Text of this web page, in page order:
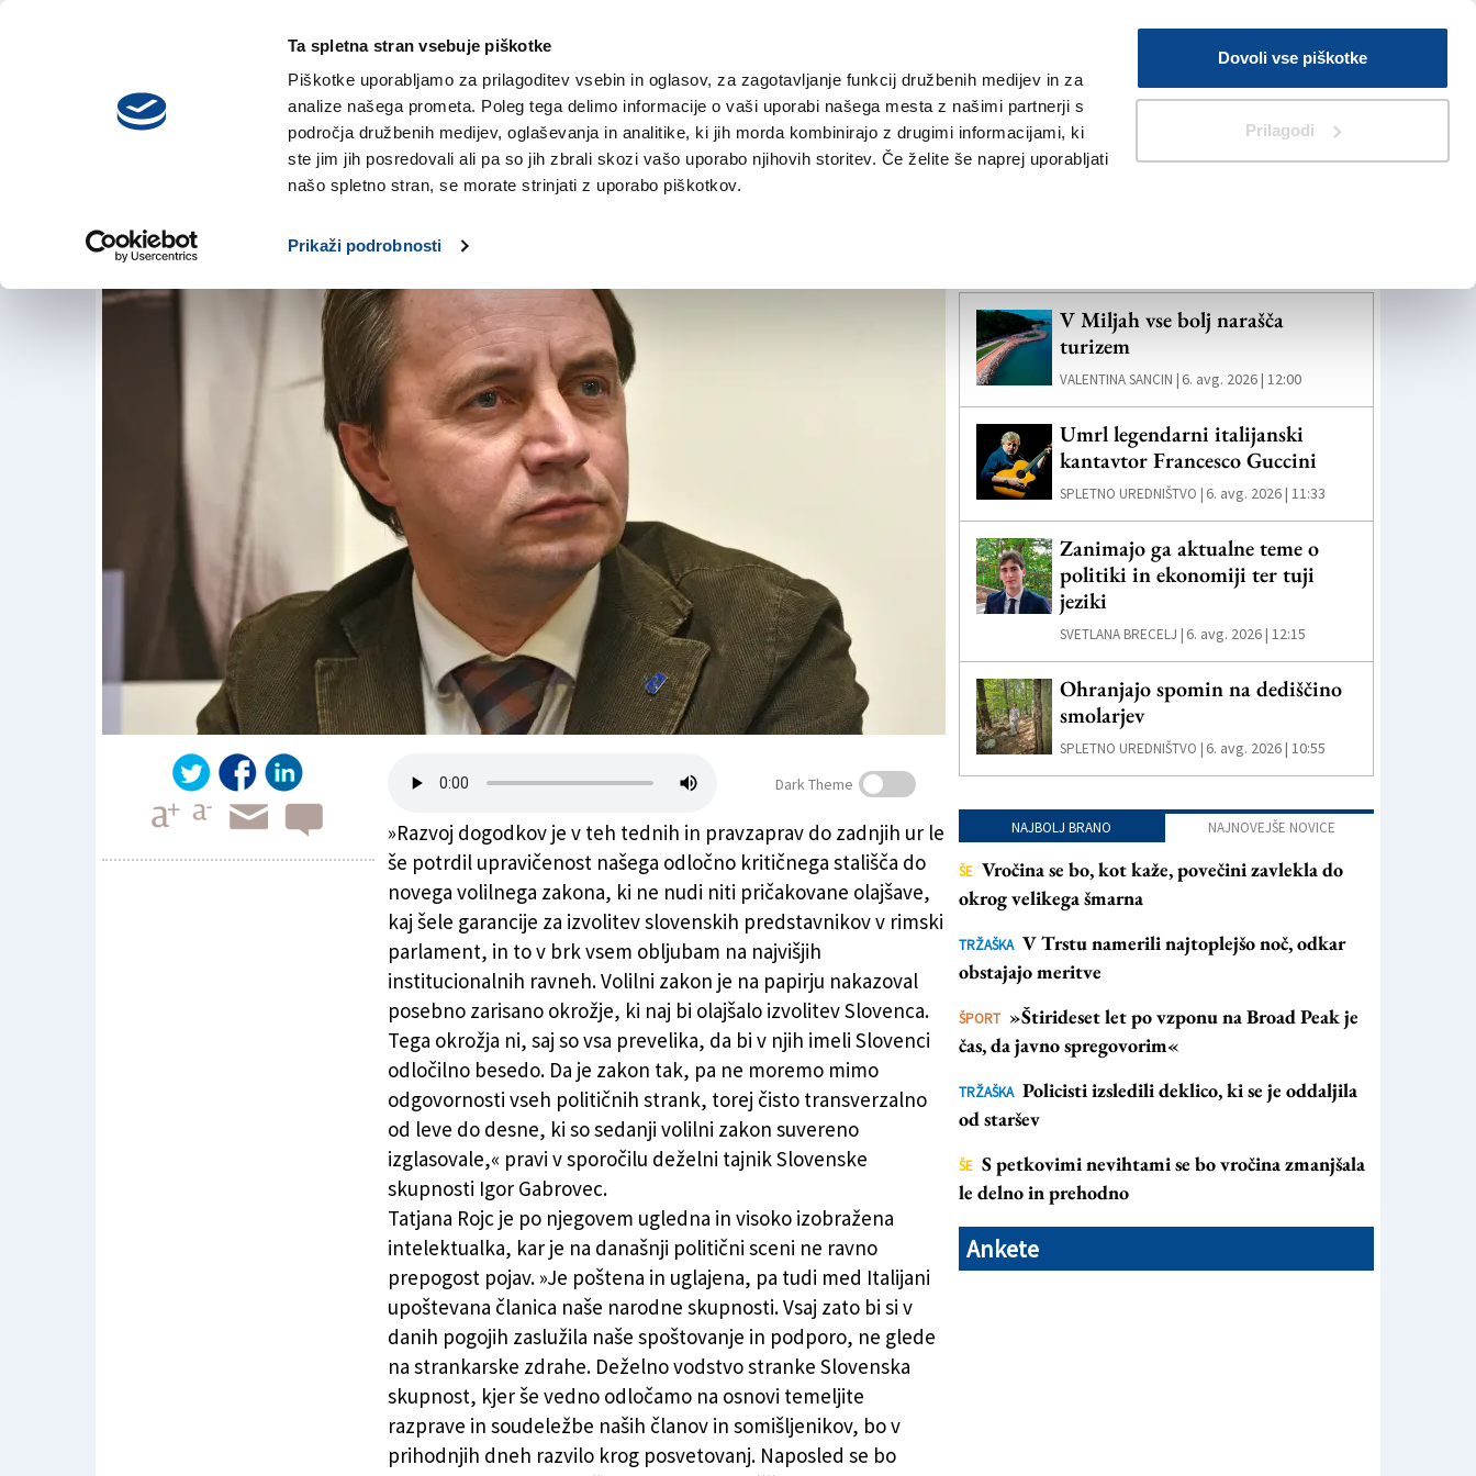
Ta spletna stran vsebuje piškotke
Piškotke uporabljamo za prilagoditev vsebin in oglasov, za zagotavljanje funkcij družbenih medijev in za
analize našega prometa. Poleg tega delimo informacije o vaši uporabi našega mesta z našimi partnerji s
področja družbenih medijev, oglaševanja in analitike, ki jih morda kombinirajo z drugimi informacijami, ki
ste jim jih posredovali ali pa so jih zbrali skozi vašo uporabo njihovih storitev. Če želite še naprej uporabljati
našo spletno stran, se morate strinjati z uporabo piškotkov.
Prikaži podrobnosti
Dovoli vse piškotke
Prilagodi
četrtek,
6. avgusta 2026
V Kioskih
Iskanje
NOVICE TRŽAŠKA GORIŠKA KULTURA ŠPORT ŠE
SSk ceni Tatjano Rojc, a podpore še ni
31. jan. 2018 | 16:44
SSk ceni Tatjano Rojc, a podpore še ni
Dark Theme
»Razvoj dogodkov je v teh tednih in pravzaprav do zadnjih ur le
še potrdil upravičenost našega odločno kritičnega stališča do
novega volilnega zakona, ki ne nudi niti pričakovane olajšave,
kaj šele garancije za izvolitev slovenskih predstavnikov v rimski
parlament, in to v brk vsem obljubam na najvišjih
institucionalnih ravneh. Volilni zakon je na papirju nakazoval
posebno zarisano okrožje, ki naj bi olajšalo izvolitev Slovenca.
Tega okrožja ni, saj so vsa prevelika, da bi v njih imeli Slovenci
odločilno besedo. Da je zakon tak, pa ne moremo mimo
odgovornosti vseh političnih strank, torej čisto transverzalno
od leve do desne, ki so sedanji volilni zakon suvereno
izglasovale,« pravi v sporočilu deželni tajnik Slovenske
skupnosti Igor Gabrovec.
Tatjana Rojc je po njegovem ugledna in visoko izobražena
intelektualka, kar je na današnji politični sceni ne ravno
prepogost pojav. »Je poštena in uglajena, pa tudi med Italijani
upoštevana članica naše narodne skupnosti. Vsaj zato bi si v
danih pogojih zaslužila naše spoštovanje in podporo, ne glede
na strankarske zdrahe. Deželno vodstvo stranke Slovenska
skupnost, kjer še vedno odločamo na osnovi temeljite
razprave in soudeležbe naših članov in somišljenikov, bo v
prihodnjih dneh razvilo krog posvetovanj. Naposled se bo
V Miljah vse bolj narašča
turizem
VALENTINA SANCIN |6. avg. 2026 | 12:00
Umrl legendarni italijanski
kantavtor Francesco Guccini
SPLETNO UREDNIŠTVO | 6. avg. 2026 | 11:33
Zanimajo ga aktualne teme o
politiki in ekonomiji ter tuji
jeziki
SVETLANA BRECELJ | 6. avg. 2026 | 12:15
Ohranjajo spomin na dediščino
smolarjev
SPLETNO UREDNIŠTVO | 6. avg. 2026 | 10:55
NAJBOLJ BRANO NAJNOVEJŠE NOVICE
ŠE Vročina se bo, kot kaže, povečini zavlekla do
okrog velikega šmarna
TRŽAŠKA V Trstu namerili najtoplejšo noč, odkar
obstajajo meritve
ŠPORT »Štirideset let po vzponu na Broad Peak je
čas, da javno spregovorim«
TRŽAŠKA Policisti izsledili deklico, ki se je oddaljila
od staršev
ŠE S petkovimi nevihtami se bo vročina zmanjšala
le delno in prehodno
Ankete